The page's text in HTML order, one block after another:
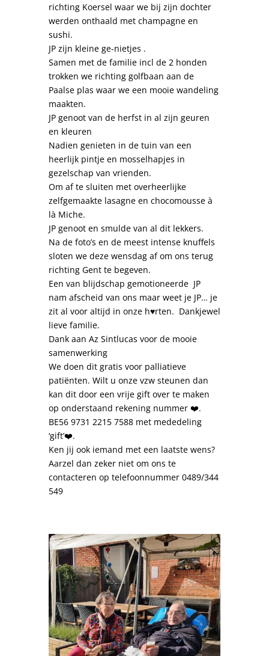
richting Koersel waar we bij zijn dochter
werden onthaald met champagne en
sushi.
JP zijn kleine ge-nietjes .
Samen met de familie incl de 2 honden
trokken we richting golfbaan aan de
Paalse plas waar we een mooie wandeling
maakten.
JP genoot van de herfst in al zijn geuren
en kleuren
Nadien genieten in de tuin van een
heerlijk pintje en mosselhapjes in
gezelschap van vrienden.
Om af te sluiten met overheerlijke
zelfgemaakte lasagne en chocomousse à
là Miche.
JP genoot en smulde van al dit lekkers.
Na de foto’s en de meest intense knuffels
sloten we deze wensdag af om ons terug
richting Gent te begeven.
Een van blijdschap gemotioneerde JP
nam afscheid van ons maar weet je JP… je
zit al voor altijd in onze h♥️rten. Dankjewel
lieve familie.
Dank aan Az Sintlucas voor de mooie
samenwerking
We doen dit gratis voor palliatieve
patiënten. Wilt u onze vzw steunen dan
kan dit door een vrije gift over te maken
op onderstaand rekening nummer ❤️.
BE56 9731 2215 7588 met mededeling
‘gift’❤️.
Ken jij ook iemand met een laatste wens?
Aarzel dan zeker niet om ons te
contacteren op telefoonnummer 0489/344
549